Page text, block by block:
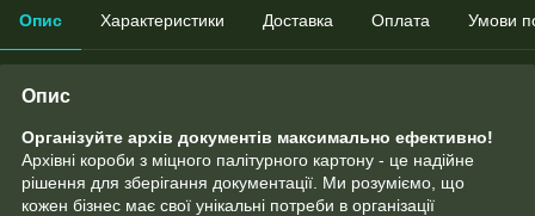
Опис Характеристики Доставка Оплата Умови
Опис
Організуйте архів документів максимально ефективно!
Архівні короби з міцного палітурного картону - це надійне
рішення для зберігання документації. Ми розуміємо, що
кожен бізнес має свої унікальні потреби в організації